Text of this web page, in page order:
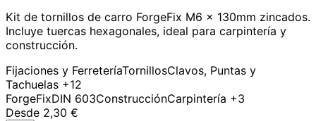
Kit de tornillos de carro ForgeFix M6 x 130mm zincados.
Incluye tuercas hexagonales, ideal para carpintería y
construcción.
Fijaciones y FerreteríaTornillosClavos, Puntas y
Tachuelas +12
ForgeFixDIN 603ConstrucciónCarpintería +3
Desde 2,30 €